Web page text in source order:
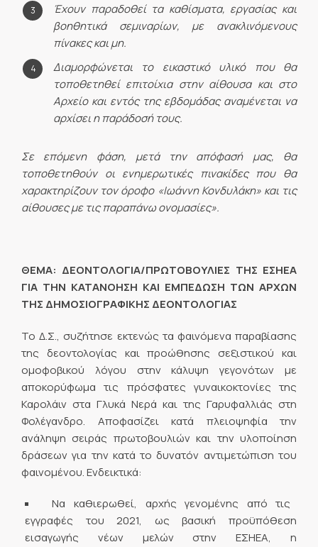
Έχουν παραδοθεί τα καθίσματα, εργασίας και
βοηθητικά σεμιναρίων, με ανακλινόμενους
πίνακες και μη.
Διαμορφώνεται το εικαστικό υλικό που θα
τοποθετηθεί επιτοίχια στην αίθουσα και στο
Αρχείο και εντός της εβδομάδας αναμένεται να
αρχίσει η παράδοσή τους.
Σε επόμενη φάση, μετά την απόφασή μας, θα
τοποθετηθούν οι ενημερωτικές πινακίδες που θα
χαρακτηρίζουν τον όροφο «Ιωάννη Κονδυλάκη» και τις
αίθουσες με τις παραπάνω ονομασίες».
ΘΕΜΑ: ΔΕΟΝΤΟΛΟΓΙΑ/ΠΡΩΤΟΒΟΥΛΙΕΣ ΤΗΣ ΕΣΗΕΑ
ΓΙΑ ΤΗΝ ΚΑΤΑΝΟΗΣΗ ΚΑΙ ΕΜΠΕΔΩΣΗ ΤΩΝ ΑΡΧΩΝ
ΤΗΣ ΔΗΜΟΣΙΟΓΡΑΦΙΚΗΣ ΔΕΟΝΤΟΛΟΓΙΑΣ
Το Δ.Σ., συζήτησε εκτενώς τα φαινόμενα παραβίασης
της δεοντολογίας και προώθησης σεξιστικού και
ομοφοβικού λόγου στην κάλυψη γεγονότων με
αποκορύφωμα τις πρόσφατες γυναικοκτονίες της
Καρολάιν στα Γλυκά Νερά και της Γαρυφαλλιάς στη
Φολέγανδρο. Αποφασίζει κατά πλειοψηφία την
ανάληψη σειράς πρωτοβουλιών και την υλοποίηση
δράσεων για την κατά το δυνατόν αντιμετώπιση του
φαινομένου. Ενδεικτικά:
Να καθιερωθεί, αρχής γενομένης από τις
εγγραφές του 2021, ως βασική προϋπόθεση
εισαγωγής νέων μελών στην ΕΣΗΕΑ, η